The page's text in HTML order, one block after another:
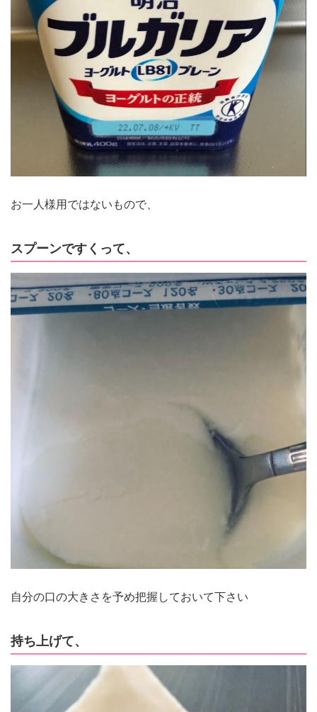
お一人様用ではないもので、
スプーンですくって、
自分の口の大きさを予め把握しておいて下さい
持ち上げて、